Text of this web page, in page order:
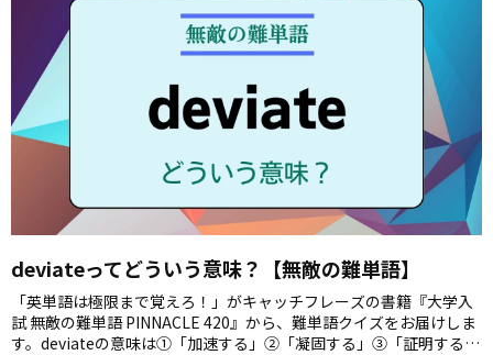
deviateってどういう意味？【無敵の難単語】
「英単語は極限まで覚えろ！」がキャッチフレーズの書籍『大学入
試 無敵の難単語 PINNACLE 420』から、難単語クイズをお届けしま
す。deviateの意味は①「加速する」②「凝固する」③「証明する」